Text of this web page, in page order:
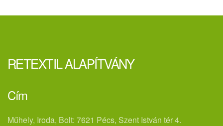
RETEXTIL ALAPÍTVÁNY
Cím
Műhely, Iroda, Bolt: 7621 Pécs, Szent István tér 4.